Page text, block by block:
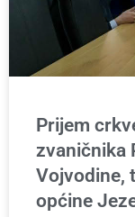
Prijem
zvaničnika
Vojvodine,
općine